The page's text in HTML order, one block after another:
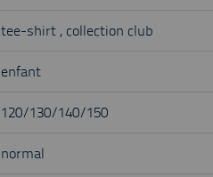
tee-shirt , collection club
enfant
120/130/140/150
normal